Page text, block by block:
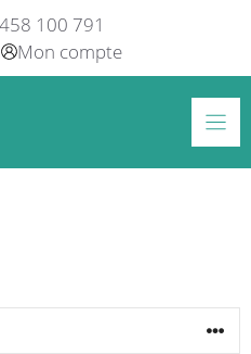
100 791
Mon compte